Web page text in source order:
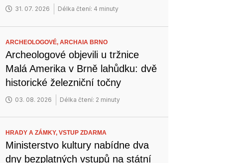
31. 07. 2026 Délka čtení: 4 minuty
ARCHEOLOGOVÉ,ARCHAIA BRNO
Archeologové objevili u tržnice
Malá Amerika v Brně lahůdku: dvě
historické železniční točny
03. 08. 2026 Délka čtení: 2 minuty
HRADY A ZÁMKY,VSTUP ZDARMA
Ministerstvo kultury nabídne dva
dny bezplatných vstupů na státní